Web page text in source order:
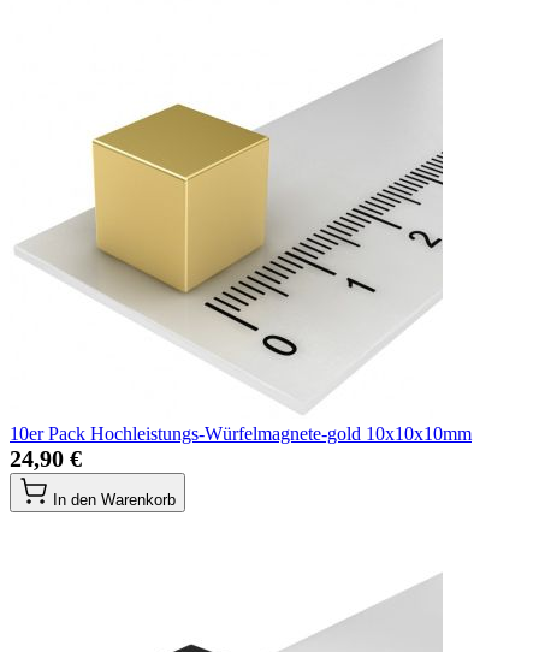
10er Pack Hochleistungs-Würfelmagnete-gold 10x10x10mm
24,90 €
In den Warenkorb